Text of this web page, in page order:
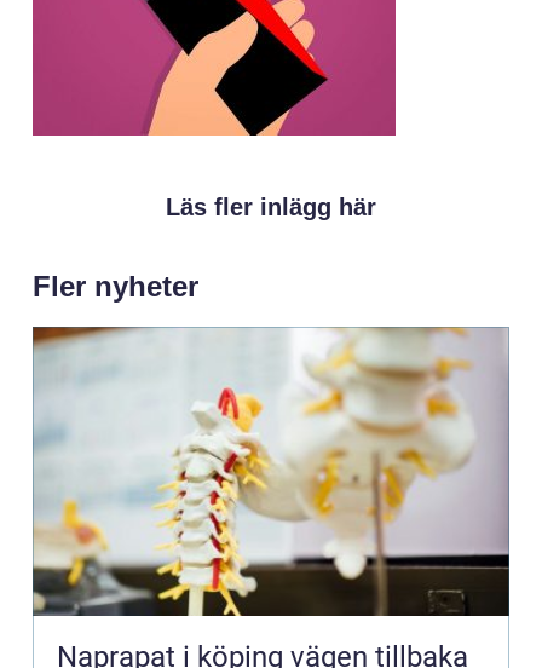
Läs fler inlägg här
Fler nyheter
Naprapat i köping vägen tillbaka